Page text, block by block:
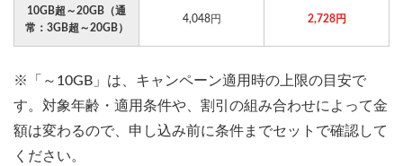
10GB超～20GB（通
常：3GB超～20GB）
4,048円 2,728円
※「～10GB」は、キャンペーン適用時の上限の目安で
す。対象年齢・適用条件や、割引の組み合わせによって金
額は変わるので、申し込み前に条件までセットで確認して
ください。